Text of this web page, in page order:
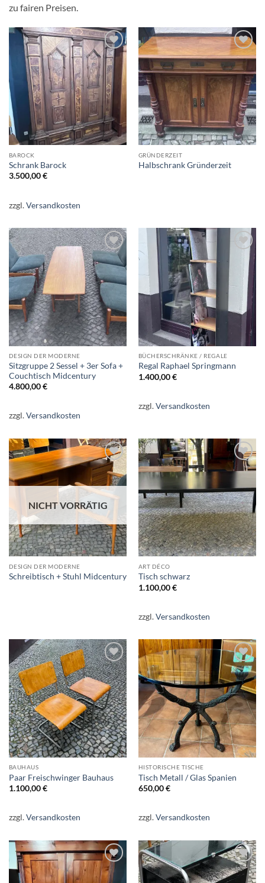
zu fairen Preisen.
Auf die
Wunschliste
BAROCK
Schrank Barock
3.500,00€
zzgl.Versandkosten
Auf die
Wunschliste
GRÜNDERZEIT
Halbschrank Gründerzeit
Auf die
Wunschliste
DESIGN DER MODERNE
Sitzgruppe 2 Sessel + 3er Sofa +
Couchtisch Midcentury
4.800,00€
zzgl.Versandkosten
Wunschliste
BÜCHERSCHRÄNKE / REGALE
Regal Raphael Springmann
1.400,00€
zzgl.Versandkosten
Auf die
Wunschliste
NICHT VORRÄTIG
DESIGN DER MODERNE
Schreibtisch + Stuhl Midcentury
Auf die
ART DÉCO
Tisch schwarz
1.100,00€
zzgl.Versandkosten
Auf die
Wunschliste
BAUHAUS
Paar Freischwinger Bauhaus
1.100,00€
zzgl.Versandkosten
Auf die
Wunschliste
HISTORISCHE TISCHE
Tisch Metall / Glas Spanien
650,00€
zzgl.Versandkosten
Auf die
Wunschliste
Auf die
Wunschliste